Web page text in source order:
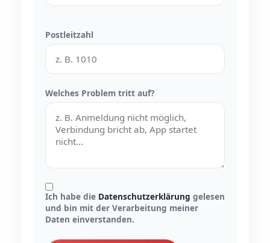
Postleitzahl
Welches Problem tritt auf?
Ich habe die Datenschutzerklärung gelesen
und bin mit der Verarbeitung meiner
Daten einverstanden.